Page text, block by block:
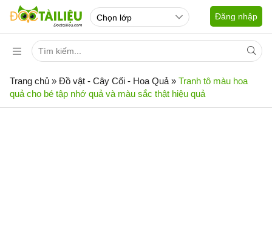
Đăng nhập
Trang chủ » Đồ vật - Cây Cối - Hoa Quả » Tranh tô màu hoa
quả cho bé tập nhớ quả và màu sắc thật hiệu quả